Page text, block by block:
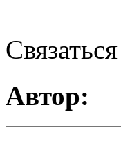
Связаться
Автор: